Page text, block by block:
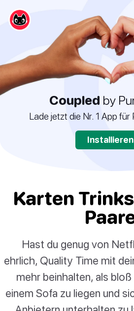
Coupled by
Lade jetzt die Nr. 1 App für
Installieren
Karten
Hast du genug von
ehrlich, Quality Time mit
mehr beinhalten, als
einem Sofa zu liegen und